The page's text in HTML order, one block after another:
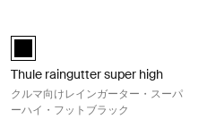
Thule 953 黒 (selected)
Thule raingutter super high
クルマ向けレインガーター・スーパ
ーハイ・フットブラック